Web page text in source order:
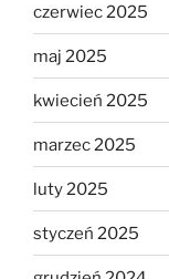
czerwiec 2025
maj 2025
kwiecień 2025
marzec 2025
luty 2025
styczeń 2025